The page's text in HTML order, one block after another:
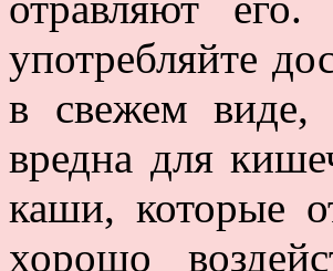
употребляйте
в свежем виде,
вредна для
каши, которые
хорошо